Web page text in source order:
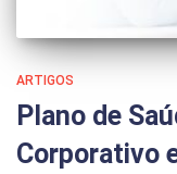
ARTIGOS
Plano de
Corporativo